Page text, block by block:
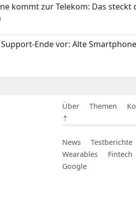
kommt zur Telekom: Das steckt
Ende vor: Alte
Über Themen
⇡
News Testberichte
Wearables
Fintech
Google